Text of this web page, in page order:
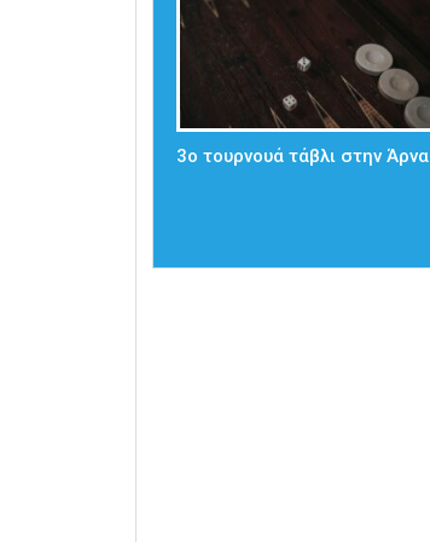
3ο τουρνουά τάβλι στην Άρνα